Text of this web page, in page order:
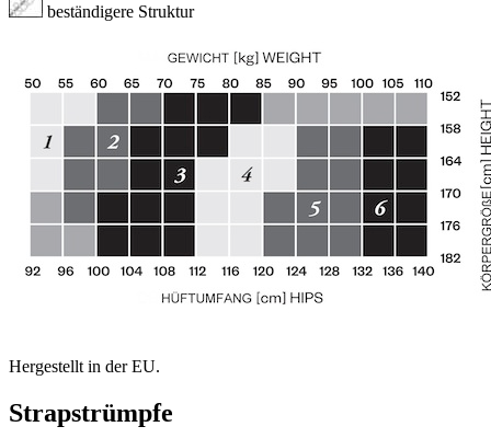
beständigere Struktur
Hergestellt in der EU.
Strapstrümpfe